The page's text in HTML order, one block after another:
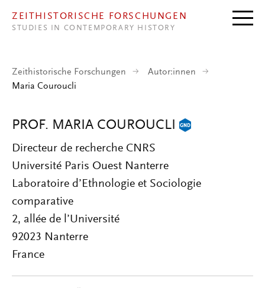
ZEITHISTORISCHE FORSCHUNGEN
STUDIES IN CONTEMPORARY HISTORY
Zeithistorische Forschungen
Autor:innen
Maria Couroucli
PROF. MARIA COUROUCLI
Directeur de recherche CNRS
Université Paris Ouest Nanterre
Laboratoire d’Ethnologie et Sociologie
comparative
2, allée de l’Université
92023 Nanterre
France